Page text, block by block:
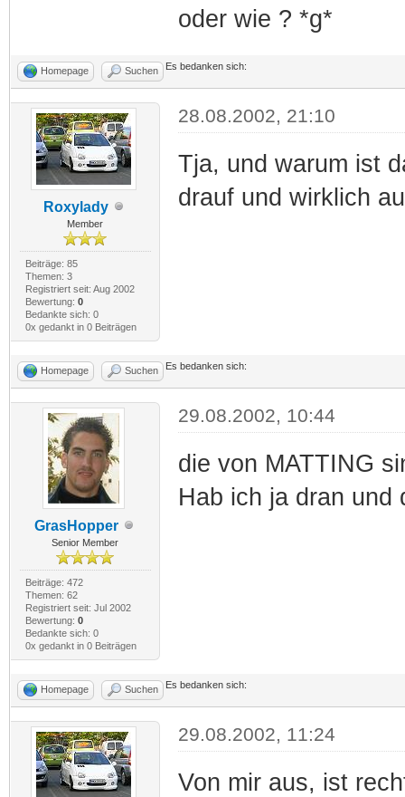
oder wie ? *g*
Homepage Suchen Es bedanken sich:
Roxylady
Member
Beiträge: 85
Themen: 3
Registriert seit: Aug 2002
Bewertung: 0
Bedankte sich: 0
0x gedankt in 0 Beiträgen
28.08.2002, 21:10
Tja, und warum ist
drauf und wirklich
Homepage Suchen Es bedanken sich:
GrasHopper
Senior Member
Beiträge: 472
Themen: 62
Registriert seit: Jul 2002
Bewertung: 0
Bedankte sich: 0
0x gedankt in 0 Beiträgen
29.08.2002, 10:44
die von MATTING
Hab ich ja dran und
Homepage Suchen Es bedanken sich:
29.08.2002, 11:24
Von mir aus, ist